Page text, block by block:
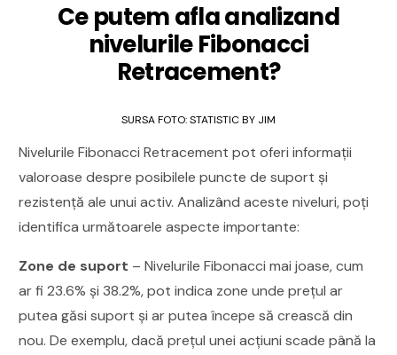
Ce putem afla analizand
nivelurile Fibonacci
Retracement?
SURSA FOTO: STATISTIC BY JIM
Nivelurile Fibonacci Retracement pot oferi informații
valoroase despre posibilele puncte de suport și
rezistență ale unui activ. Analizând aceste niveluri, poți
identifica următoarele aspecte importante:
Zone de suport – Nivelurile Fibonacci mai joase, cum
ar fi 23.6% și 38.2%, pot indica zone unde prețul ar
putea găsi suport și ar putea începe să crească din
nou. De exemplu, dacă prețul unei acțiuni scade până la